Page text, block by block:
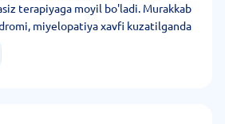
terapiyaga moyil bo'ladi. Murakkab
miyelopatiya xavfi kuzatilganda
tavsiya qiladi.